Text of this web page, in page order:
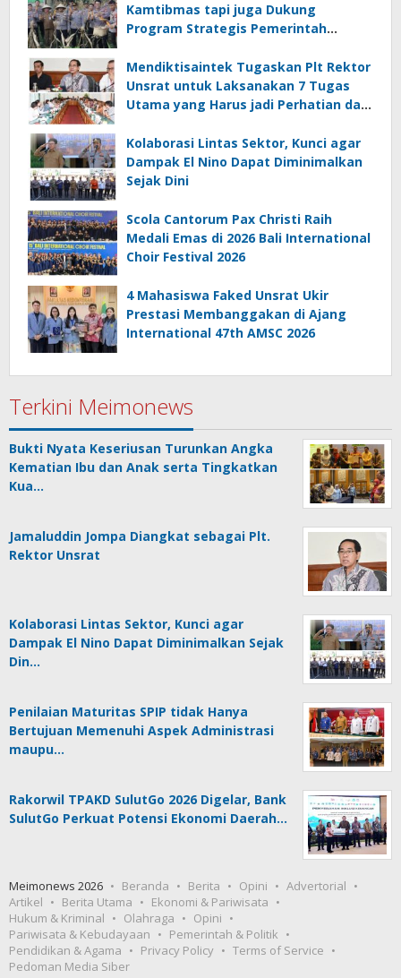
Kamtibmas tapi juga Dukung
Program Strategis Pemerintah
Pangan
Mendiktisaintek Tugaskan Plt Rektor
Unsrat untuk Laksanakan 7 Tugas
Utama yang Harus jadi Perhatian dan
Kolaborasi Lintas Sektor, Kunci agar
Dampak El Nino Dapat Diminimalkan
Sejak Dini
Scola Cantorum Pax Christi Raih
Medali Emas di 2026 Bali International
Choir Festival 2026
4 Mahasiswa Faked Unsrat Ukir
Prestasi Membanggakan di Ajang
International 47th AMSC 2026
Terkini Meimonews
Bukti Nyata Keseriusan Turunkan Angka
Kematian Ibu dan Anak serta Tingkatkan
Kua…
Jamaluddin Jompa Diangkat sebagai Plt.
Rektor Unsrat
Kolaborasi Lintas Sektor, Kunci agar
Dampak El Nino Dapat Diminimalkan Sejak
Din…
Penilaian Maturitas SPIP tidak Hanya
Bertujuan Memenuhi Aspek Administrasi
maupu…
Rakorwil TPAKD SulutGo 2026 Digelar, Bank
SulutGo Perkuat Potensi Ekonomi Daerah…
Meimonews 2026 Beranda Berita Opini
Advertorial
Artikel
Berita Utama
Ekonomi & Pariwisata
Hukum & Kriminal
Olahraga
Opini
Pariwisata & Kebudayaan
Pemerintah & Politik
Pendidikan & Agama
Privacy Policy
Terms of Service
Pedoman Media Siber